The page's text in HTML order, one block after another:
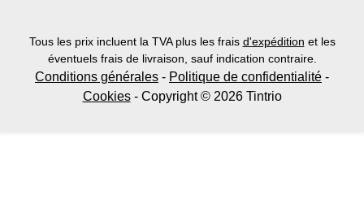
Tous les prix incluent la TVA plus les frais d'expédition et les
éventuels frais de livraison, sauf indication contraire.
Conditions générales - Politique de confidentialité -
Cookies- Copyright © 2026 Tintrio